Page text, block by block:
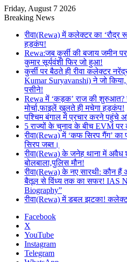
Friday, August 7 2026
Breaking News
रीवा(Rewa) में कलेक्टर का ‘रौद्र
हड़कंप!
Rewa:जब कुर्सी की बजाय जमीन
कुमार सूर्यवंशी फिर जो हुआ!
कुर्सी पर बैठते ही रीवा कलेक्टर
Kumar Suryavanshi) ने जो
पसीने!
Rewa में ‘कड़क’ राज की शुरुआत?
मोर्चा,फाइलें खुलते ही मचेगा हड़कंप!
पश्चिम बंगाल में प्रचार करने पहुंचे
5 राज्यों के चुनाव के बीच EVM पर
रीवा(Rewa) में ‘कफ सिरप गैंग’ का
सिरप जब्त।
रीवा(Rewa) के जनेह थाना में अवैध
बोलबाला,पुलिस मौन!
रीवा(Rewa) के नए सारथी: कौन हैं
बैतूल से विंध्य तक का सफर! IAS
Biography”
रीवा(Rewa) में डबल झटका!
Facebook
X
YouTube
Instagram
Telegram